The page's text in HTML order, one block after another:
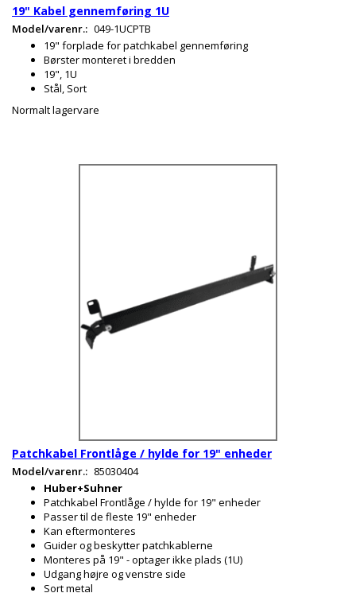
19" Kabel gennemføring 1U
Model/varenr.: 049-1UCPTB
19" forplade for patchkabel gennemføring
Børster monteret i bredden
19", 1U
Stål, Sort
Normalt lagervare
Patchkabel Frontlåge / hylde for 19" enheder
Model/varenr.: 85030404
Huber+Suhner
Patchkabel Frontlåge / hylde for 19" enheder
Passer til de fleste 19" enheder
Kan eftermonteres
Guider og beskytter patchkablerne
Monteres på 19" - optager ikke plads (1U)
Udgang højre og venstre side
Sort metal